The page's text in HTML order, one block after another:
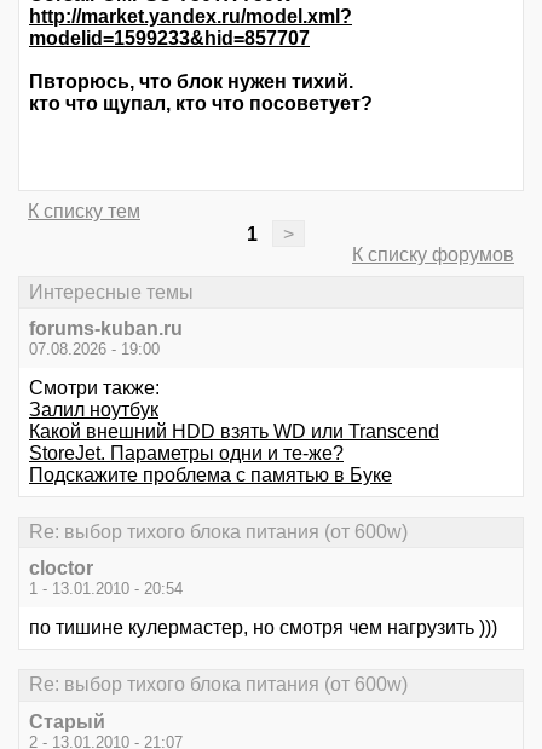
http://market.yandex.ru/model.xml?
modelid=1599233&hid=857707
Пвторюсь, что блок нужен тихий.
кто что щупал, кто что посоветует?
К списку тем
1
>
К списку форумов
Интересные темы
forums-kuban.ru
07.08.2026 - 19:00
Смотри также:
Залил ноутбук
Какой внешний HDD взять WD или Transcend
StoreJet. Параметры одни и те-же?
Подскажите проблема с памятью в Буке
Re: выбор тихого блока питания (от 600w)
cloctor
1 - 13.01.2010 - 20:54
по тишине кулермастер, но смотря чем нагрузить )))
Re: выбор тихого блока питания (от 600w)
Старый
2 - 13.01.2010 - 21:07